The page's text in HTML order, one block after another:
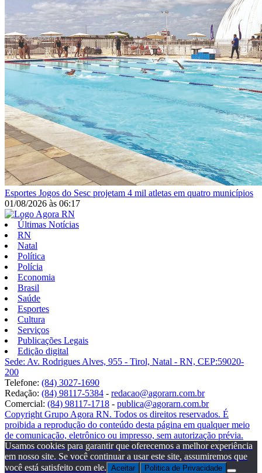
Esportes Jogos do Sesc projetam 4 mil atletas em quatro municípios
01/08/2026 às 06:17
Últimas Notícias
RN
Natal
Política
Polícia
Economia
Brasil
Saúde
Esportes
Cultura
Serviços
Publicações Legais
Edição digital
Sede: Av. Rodrigues Alves, 955 - Tirol, Natal - RN, CEP:59020-
200
Telefone: (84) 3027-1690
Redação: (84) 98117-5384 - redacao@agorarn.com.br
Comercial: (84) 98117-1718 - publica@agorarn.com.br
Copyright Grupo Agora RN. Todos os direitos reservados. É
proibida a reprodução do conteúdo desta página em qualquer meio
de comunicação, eletrônico ou impresso, sem autorização prévia.
Usamos cookies para garantir que oferecemos a melhor experiência
em nosso site. Se você continuar a usar este site, assumiremos que
você está satisfeito com ele. Aceitar Politica de Privacidade